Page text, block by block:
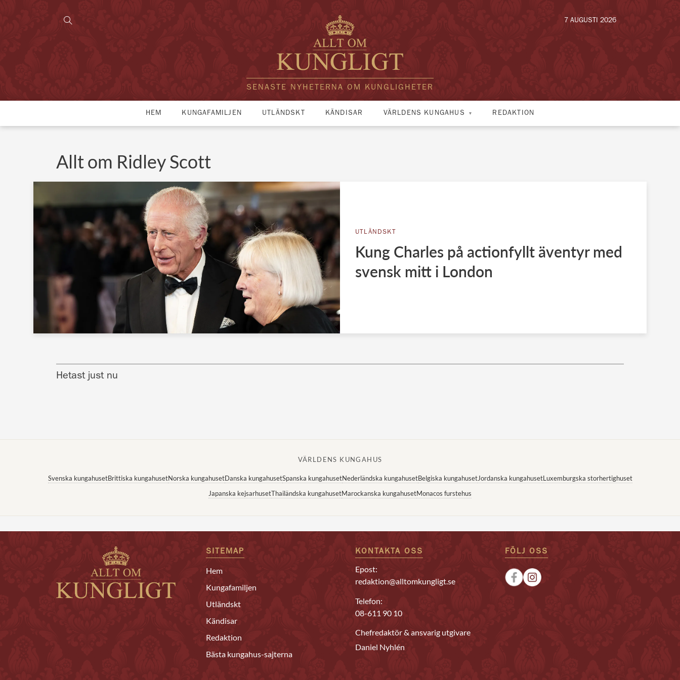
SENASTE NYHETERNA OM KUNGLIGHETER
7 AUGUSTI 2026
HEM KUNGAFAMILJEN UTLÄNDSKT KÄNDISAR VÄRLDENS KUNGAHUS REDAKTION
Allt om Ridley Scott
UTLÄNDSKT
Kung Charles på actionfyllt äventyr med
svensk mitt i London
Hetast just nu
VÄRLDENS KUNGAHUS
Svenska kungahusetBrittiska kungahusetNorska kungahusetDanska kungahusetSpanska kungahusetNederländska kungahusetBelgiska kungahusetJordanska kungahusetLuxemburgska storhertighuset
Japanska kejsarhusetThailändska kungahusetMarockanska kungahusetMonacos furstehus
SITEMAP
Hem
Kungafamiljen
Utländskt
Kändisar
Redaktion
Bästa kungahus-sajterna
KONTAKTA OSS
Epost:
redaktion@alltomkungligt.se
Telefon:
08-611 90 10
Chefredaktör & ansvarig utgivare
Daniel Nyhlén
FÖLJ OSS